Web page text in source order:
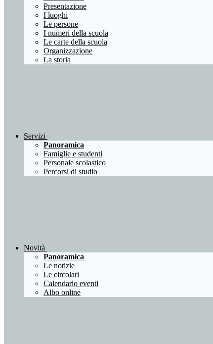
Presentazione
I luoghi
Le persone
I numeri della scuola
Le carte della scuola
Organizzazione
La storia
Servizi
Panoramica
Famiglie e studenti
Personale scolastico
Percorsi di studio
Novità
Panoramica
Le notizie
Le circolari
Calendario eventi
Albo online